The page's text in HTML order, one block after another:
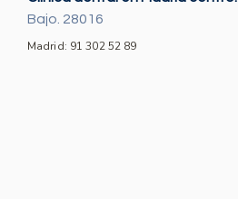
Bajo. 28016
Madrid: 91 302 52 89